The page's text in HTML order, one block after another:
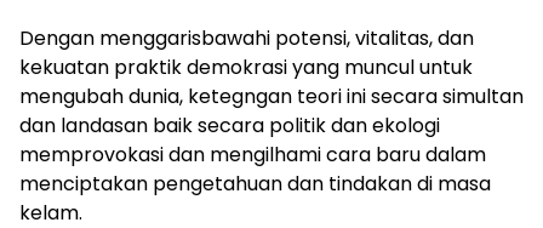
Dengan menggarisbawahi potensi, vitalitas, dan
kekuatan praktik demokrasi yang muncul untuk
mengubah dunia, ketegngan teori ini secara simultan
dan landasan baik secara politik dan ekologi
memprovokasi dan mengilhami cara baru dalam
menciptakan pengetahuan dan tindakan di masa
kelam.